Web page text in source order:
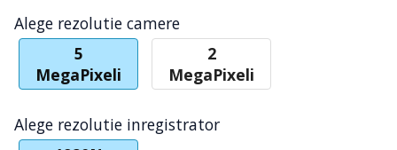
Alege rezolutie camere
5
MegaPixeli
2
MegaPixeli
Alege rezolutie inregistrator